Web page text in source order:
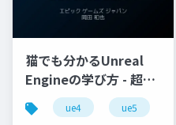
猫でも分かるUnreal
Engineの学び方 - 超初
心者向け編 - 2023 v1.0
ue4 ue5